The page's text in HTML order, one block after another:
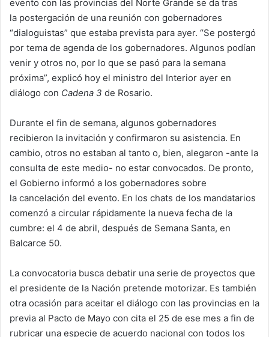
evento con las provincias del Norte Grande se da tras
la postergación de una reunión con gobernadores
“dialoguistas” que estaba prevista para ayer. “Se postergó
por tema de agenda de los gobernadores. Algunos podían
venir y otros no, por lo que se pasó para la semana
próxima”, explicó hoy el ministro del Interior ayer en
diálogo con Cadena 3 de Rosario.
Durante el fin de semana, algunos gobernadores
recibieron la invitación y confirmaron su asistencia. En
cambio, otros no estaban al tanto o, bien, alegaron -ante la
consulta de este medio- no estar convocados. De pronto,
el Gobierno informó a los gobernadores sobre
la cancelación del evento. En los chats de los mandatarios
comenzó a circular rápidamente la nueva fecha de la
cumbre: el 4 de abril, después de Semana Santa, en
Balcarce 50.
La convocatoria busca debatir una serie de proyectos que
el presidente de la Nación pretende motorizar. Es también
otra ocasión para aceitar el diálogo con las provincias en la
previa al Pacto de Mayo con cita el 25 de ese mes a fin de
rubricar una especie de acuerdo nacional con todos los